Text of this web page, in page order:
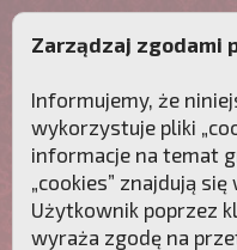
Zarządzaj zgodami
Informujemy, że
wykorzystuje pliki
informacje na temat
„cookies” znajdują się
Użytkownik poprzez
wyraża zgodę na